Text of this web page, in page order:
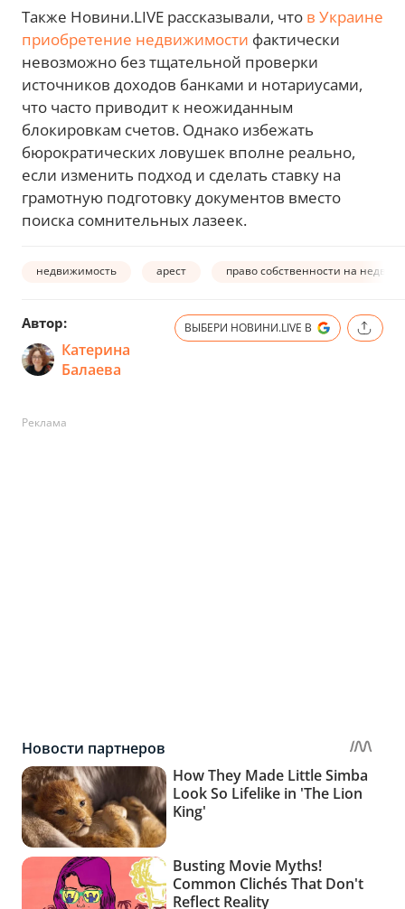
Также Новини.LIVE рассказывали, что в Украине
приобретение недвижимости фактически
невозможно без тщательной проверки
источников доходов банками и нотариусами,
что часто приводит к неожиданным
блокировкам счетов. Однако избежать
бюрократических ловушек вполне реально,
если изменить подход и сделать ставку на
грамотную подготовку документов вместо
поиска сомнительных лазеек.
недвижимость арест право собственности на
Автор:
Катерина
Балаева
ВЫБЕРИ НОВИНИ.LIVE В
Реклама